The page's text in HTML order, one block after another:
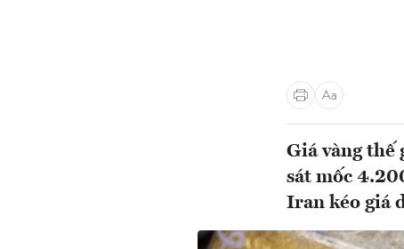
Giá vàng
sát mốc
Iran kéo giá